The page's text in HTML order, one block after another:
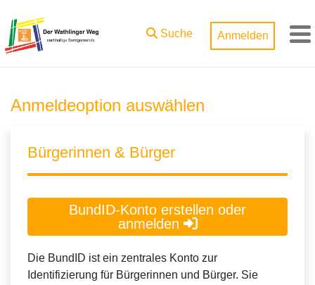
Suche
Anmelden
Anmeldeoption auswählen
Bürgerinnen & Bürger
BundID-Konto erstellen oder
anmelden
Die BundID ist ein zentrales Konto zur
Identifizierung für Bürgerinnen und Bürger. Sie